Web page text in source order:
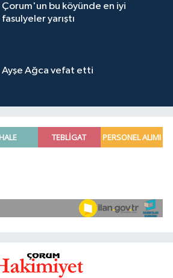
Çorum'un bu köyünde en iyi
fasulyeler yarıştı
Ayşe Ağca vefat etti